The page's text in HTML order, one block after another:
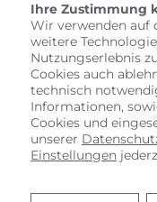
Ihre Zustimmung
Wir verwenden auf
weitere
Nutzungserlebnis
Cookies auch
technisch
Informationen,
Cookies und
unserer
Einstellungen